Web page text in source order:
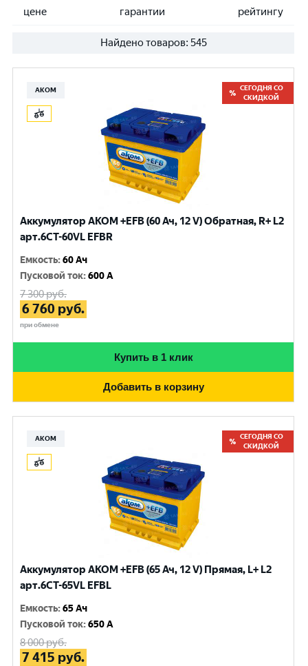
цене гарантии рейтингу
Найдено товаров: 545
АКОМ
СЕГОДНЯ СО
СКИДКОЙ
Аккумулятор AKOM +EFB (60 Ач, 12 V) Обратная, R+ L2
арт.6CТ-60VL EFBR
Емкость:60 Ач
Пусковой ток:600 A
7 300руб.
6 760 руб.
при обмене
Купить в 1 клик
Добавить в корзину
АКОМ
СЕГОДНЯ СО
СКИДКОЙ
Аккумулятор AKOM +EFB (65 Ач, 12 V) Прямая, L+ L2
арт.6СТ-65VL EFBL
Емкость:65 Ач
Пусковой ток:650 A
8 000руб.
7 415 руб.